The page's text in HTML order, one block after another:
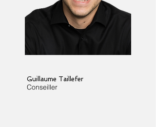
Guillaume Taillefer
Conseiller